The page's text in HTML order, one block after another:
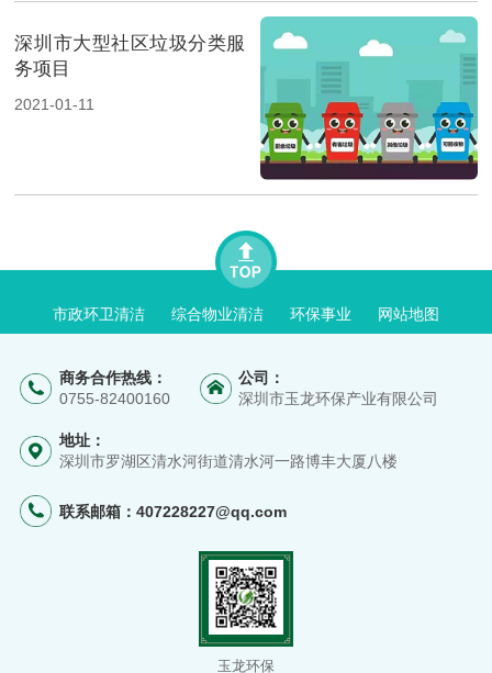
深圳市大型社区垃圾分类服
务项目
2021-01-11
市政环卫清洁 综合物业清洁 环保事业 网站地图
商务合作热线：
0755-82400160
公司：
深圳市玉龙环保产业有限公司
地址：
深圳市罗湖区清水河街道清水河一路博丰大厦八楼
联系邮箱： 407228227@qq.com
玉龙环保